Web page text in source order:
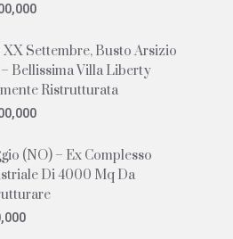
XX Settembre, Busto Arsizio
– Bellissima Villa Liberty
Ristrutturata
(NO) – Ex Complesso
Di 4000 Mq Da